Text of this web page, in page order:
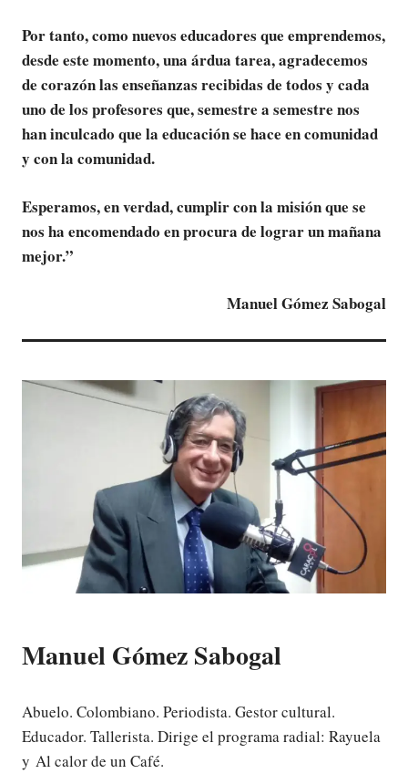
Por tanto, como nuevos educadores que emprendemos,
desde este momento, una árdua tarea, agradecemos
de corazón las enseñanzas recibidas de todos y cada
uno de los profesores que, semestre a semestre nos
han inculcado que la educación se hace en comunidad
y con la comunidad.
Esperamos, en verdad, cumplir con la misión que se
nos ha encomendado en procura de lograr un mañana
mejor.”
Manuel Gómez Sabogal
Manuel Gómez Sabogal
Abuelo. Colombiano. Periodista. Gestor cultural.
Educador. Tallerista. Dirige el programa radial: Rayuela
y Al calor de un Café.